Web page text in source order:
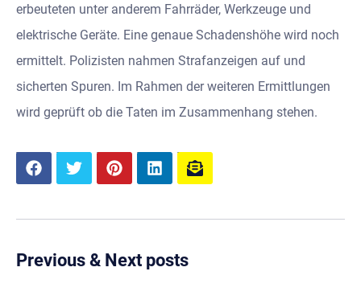
erbeuteten unter anderem Fahrräder, Werkzeuge und
elektrische Geräte. Eine genaue Schadenshöhe wird noch
ermittelt. Polizisten nahmen Strafanzeigen auf und
sicherten Spuren. Im Rahmen der weiteren Ermittlungen
wird geprüft ob die Taten im Zusammenhang stehen.
Previous & Next posts